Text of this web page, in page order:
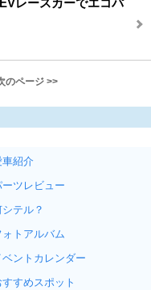
レースカーでエコパ
のページ >>
車紹介
ーツレビュー
シテル？
ォトアルバム
ベントカレンダー
すすめスポット